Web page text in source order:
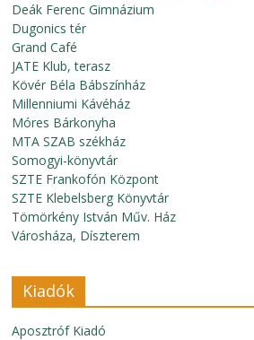
Deák Ferenc Gimnázium
Dugonics tér
Grand Café
JATE Klub, terasz
Kövér Béla Bábszínház
Millenniumi Kávéház
Móres Bárkonyha
MTA SZAB székház
Somogyi-könyvtár
SZTE Frankofón Központ
SZTE Klebelsberg Könyvtár
Tömörkény István Műv. Ház
Városháza, Díszterem
Kiadók
Aposztróf Kiadó